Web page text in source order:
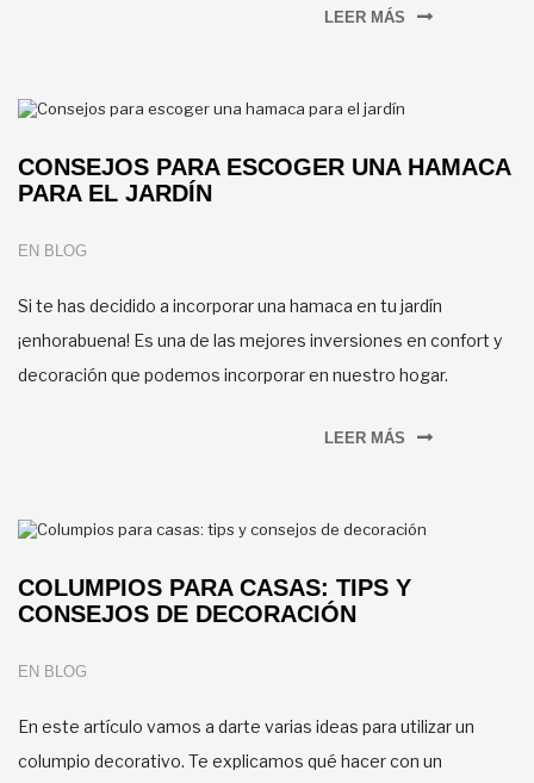
LEER MÁS
CONSEJOS PARA ESCOGER UNA HAMACA
PARA EL JARDÍN
EN BLOG
Si te has decidido a incorporar una hamaca en tu jardín
¡enhorabuena! Es una de las mejores inversiones en confort y
decoración que podemos incorporar en nuestro hogar.
LEER MÁS
COLUMPIOS PARA CASAS: TIPS Y
CONSEJOS DE DECORACIÓN
EN BLOG
En este artículo vamos a darte varias ideas para utilizar un
columpio decorativo. Te explicamos qué hacer con un